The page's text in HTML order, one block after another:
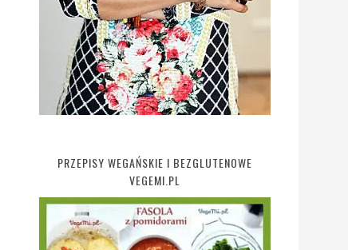
PRZEPISY WEGAŃSKIE I BEZGLUTENOWE
VEGEMI.PL